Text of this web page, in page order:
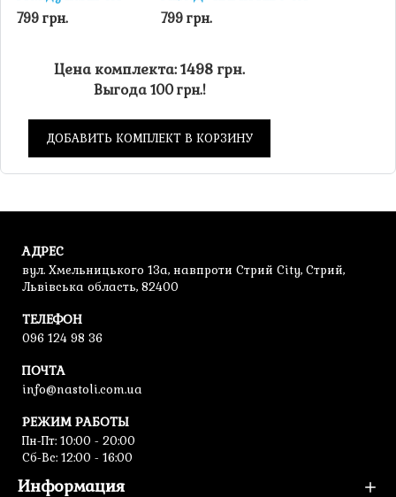
799 грн. 799 грн.
Цена комплекта: 1498 грн.
Выгода 100 грн.!
ДОБАВИТЬ КОМПЛЕКТ В КОРЗИНУ
АДРЕС
вул. Хмельницького 13а, навпроти Стрий City, Стрий,
Львівська область, 82400
ТЕЛЕФОН
096 124 98 36
ПОЧТА
info@nastoli.com.ua
РЕЖИМ РАБОТЫ
Пн-Пт: 10:00 - 20:00
Сб-Вс: 12:00 - 16:00
Информация